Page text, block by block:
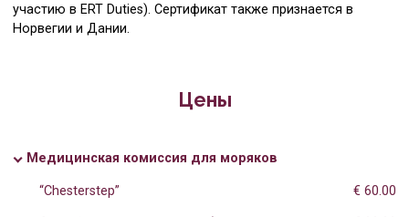
Медицинская комиссия для работы на
Радиологические исследования
Зубной гигиенист
Физиотерапевт
участию в ERT Duties). Сертификат также признается в
Норвегии и Дании.
Цены
Медицинская комиссия для моряков
“⁠Chesterstep” € 60.00